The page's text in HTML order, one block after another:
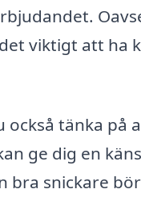
viktigt att ha
tänka på
ge dig en
snickare